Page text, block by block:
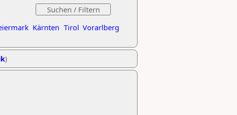
Kärnten Tirol Vorarlberg
)